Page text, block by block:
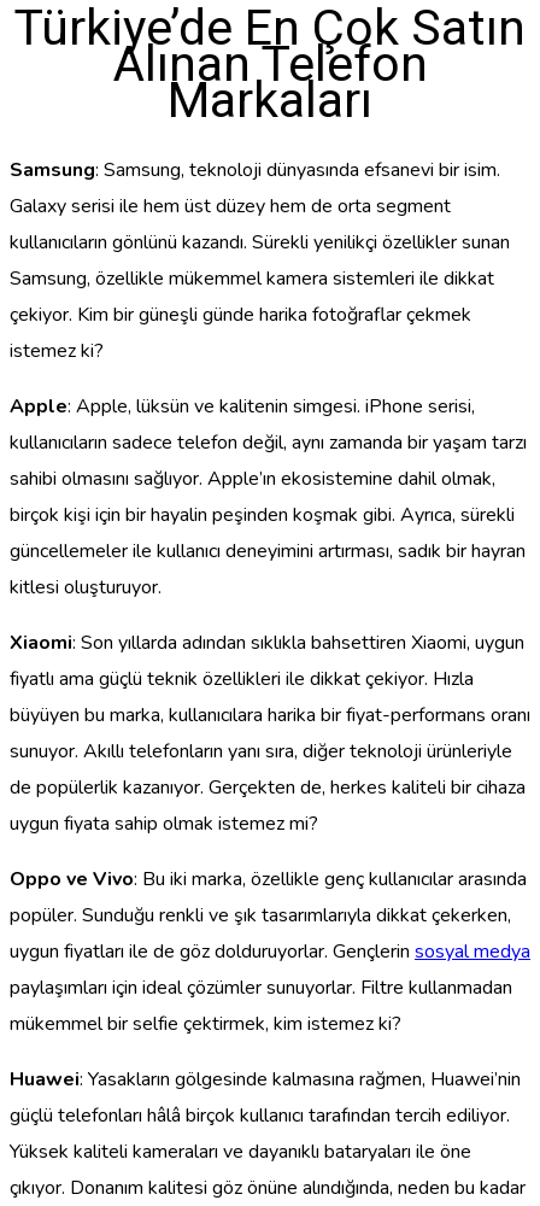
Türkiye’de En Çok Satın
Alınan Telefon
Markaları
Samsung: Samsung, teknoloji dünyasında efsanevi bir isim.
Galaxy serisi ile hem üst düzey hem de orta segment
kullanıcıların gönlünü kazandı. Sürekli yenilikçi özellikler sunan
Samsung, özellikle mükemmel kamera sistemleri ile dikkat
çekiyor. Kim bir güneşli günde harika fotoğraflar çekmek
istemez ki?
Apple: Apple, lüksün ve kalitenin simgesi. iPhone serisi,
kullanıcıların sadece telefon değil, aynı zamanda bir yaşam tarzı
sahibi olmasını sağlıyor. Apple’ın ekosistemine dahil olmak,
birçok kişi için bir hayalin peşinden koşmak gibi. Ayrıca, sürekli
güncellemeler ile kullanıcı deneyimini artırması, sadık bir hayran
kitlesi oluşturuyor.
Xiaomi: Son yıllarda adından sıklıkla bahsettiren Xiaomi, uygun
fiyatlı ama güçlü teknik özellikleri ile dikkat çekiyor. Hızla
büyüyen bu marka, kullanıcılara harika bir fiyat-performans oranı
sunuyor. Akıllı telefonların yanı sıra, diğer teknoloji ürünleriyle
de popülerlik kazanıyor. Gerçekten de, herkes kaliteli bir cihaza
uygun fiyata sahip olmak istemez mi?
Oppo ve Vivo: Bu iki marka, özellikle genç kullanıcılar arasında
popüler. Sunduğu renkli ve şık tasarımlarıyla dikkat çekerken,
uygun fiyatları ile de göz dolduruyorlar. Gençlerin sosyal medya
paylaşımları için ideal çözümler sunuyorlar. Filtre kullanmadan
mükemmel bir selfie çektirmek, kim istemez ki?
Huawei: Yasakların gölgesinde kalmasına rağmen, Huawei’nin
güçlü telefonları hâlâ birçok kullanıcı tarafından tercih ediliyor.
Yüksek kaliteli kameraları ve dayanıklı bataryaları ile öne
çıkıyor. Donanım kalitesi göz önüne alındığında, neden bu kadar